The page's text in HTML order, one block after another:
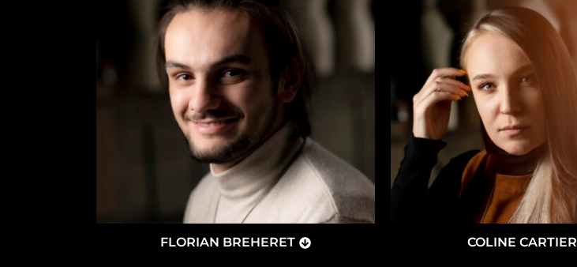
FLORIAN BREHERET COLINE CARTIER